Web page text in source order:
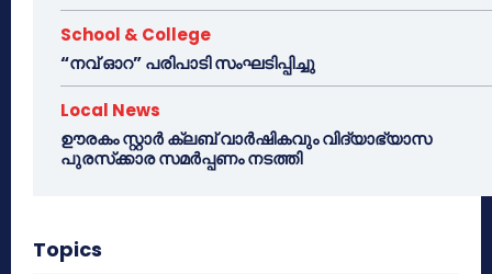
School & College
“നവ് ഓറ” പരിപാടി സംഘടിപ്പിച്ചു
Local News
ഊരകം സ്റ്റാർ ക്ലബ് വാർഷികവും വിദ്യാഭ്യാസ
പുരസ്‌ക്കാര സമർപ്പണം നടത്തി
Topics